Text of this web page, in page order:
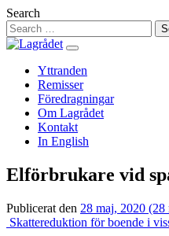
Hoppa
till
innehåll
Search
Yttranden
Remisser
Föredragningar
Om Lagrådet
Kontakt
In English
Elförbrukare vid
Publicerat den 28 maj, 2020 (28
Inläggsnavigering
Skattereduktion för boende i